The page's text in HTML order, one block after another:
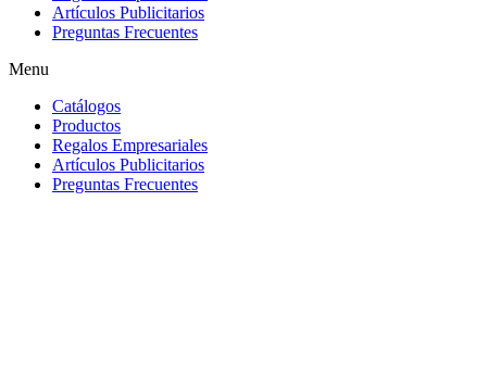
Artículos Publicitarios
Preguntas Frecuentes
Menu
Catálogos
Productos
Regalos Empresariales
Artículos Publicitarios
Preguntas Frecuentes